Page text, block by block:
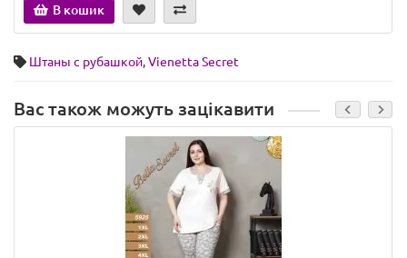
В кошик
Штаны с рубашкой,Vienetta Secret
Вас також можуть зацікавити